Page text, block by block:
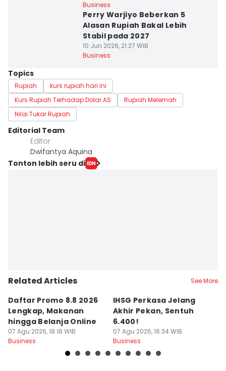
Business
Perry Warjiyo Beberkan 5
Alasan Rupiah Bakal Lebih
Stabil pada 2027
10 Jun 2026, 21:27 WIB
Business
Topics
Rupiah
kurs rupiah hari ini
Kurs Rupiah Terhadap Dolar AS
Rupiah Melemah
Nilai Tukar Rupiah
Editorial Team
Editor
Dwifantya Aquina
Tonton lebih seru di
Related Articles See More
Daftar Promo 8.8 2026
Lengkap, Makanan
hingga Belanja Online
07 Agu 2026, 18:18 WIB
Business
IHSG Perkasa Jelang
Akhir Pekan, Sentuh
6.400!
07 Agu 2026, 16:34 WIB
Business